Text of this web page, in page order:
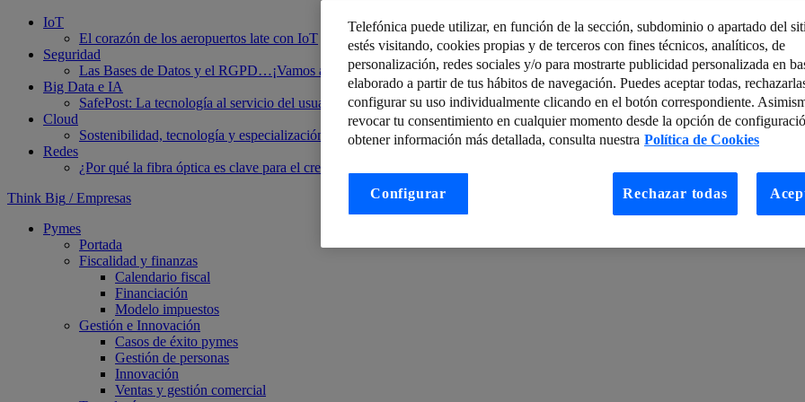
IoT
El corazón de los aeropuertos late con IoT
AI of Things para una gestión inteligente y sostenible del agua
Seguridad
Las Bases de Datos y el RGPD…¡Vamos a Cifrar! (2/3) Sobre cookies y sistemas de seguimiento (y II)
Big Data e IA
SafePost: La tecnología al servicio del usuario en cualquier instante Traductores automáticos basados en IA: ¿Nos permitirán
Cloud
Sostenibilidad, tecnología y especialización, en el punto de mira del turismo Webinar sobre flexWAN. Que la infraestructura
Redes
¿Por qué la fibra óptica es clave para el crecimiento de las empresas?
Think Big / Empresas
Pymes
Portada
Fiscalidad y finanzas
Calendario fiscal
Financiación
Modelo impuestos
Gestión e Innovación
Casos de éxito pymes
Gestión de personas
Innovación
Ventas y gestión comercial
Telefónica puede utilizar, en función de la sección, subdominio o apartado del
estés visitando, cookies propias y de terceros con fines técnicos, analíticos, de
personalización, redes sociales y/o para mostrarte publicidad personalizada en
elaborado a partir de tus hábitos de navegación. Puedes aceptar todas,
configurar su uso individualmente clicando en el botón correspondiente.
revocar tu consentimiento en cualquier momento desde la opción de
obtener información más detallada, consulta nuestra Política de Cookies
Rechazar todas
Configurar